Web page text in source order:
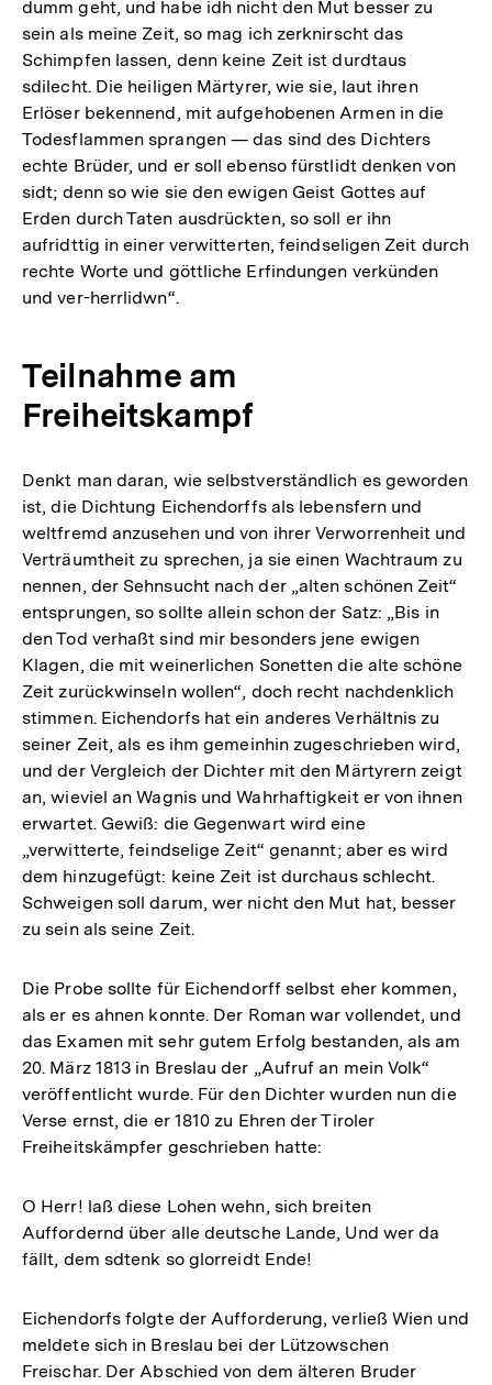
dumm geht, und habe idh nicht den Mut besser zu
sein als meine Zeit, so mag ich zerknirscht das
Schimpfen lassen, denn keine Zeit ist durdtaus
sdilecht. Die heiligen Märtyrer, wie sie, laut ihren
Erlöser bekennend, mit aufgehobenen Armen in die
Todesflammen sprangen — das sind des Dichters
echte Brüder, und er soll ebenso fürstlidt denken von
sidt; denn so wie sie den ewigen Geist Gottes auf
Erden durch Taten ausdrückten, so soll er ihn
aufridttig in einer verwitterten, feindseligen Zeit durch
rechte Worte und göttliche Erfindungen verkünden
und ver-herrlidwn“.
Teilnahme am
Freiheitskampf
Denkt man daran, wie selbstverständlich es geworden
ist, die Dichtung Eichendorffs als lebensfern und
weltfremd anzusehen und von ihrer Verworrenheit und
Verträumtheit zu sprechen, ja sie einen Wachtraum zu
nennen, der Sehnsucht nach der „alten schönen Zeit“
entsprungen, so sollte allein schon der Satz: „Bis in
den Tod verhaßt sind mir besonders jene ewigen
Klagen, die mit weinerlichen Sonetten die alte schöne
Zeit zurückwinseln wollen“, doch recht nachdenklich
stimmen. Eichendorfs hat ein anderes Verhältnis zu
seiner Zeit, als es ihm gemeinhin zugeschrieben wird,
und der Vergleich der Dichter mit den Märtyrern zeigt
an, wieviel an Wagnis und Wahrhaftigkeit er von ihnen
erwartet. Gewiß: die Gegenwart wird eine
„verwitterte, feindselige Zeit“ genannt; aber es wird
dem hinzugefügt: keine Zeit ist durchaus schlecht.
Schweigen soll darum, wer nicht den Mut hat, besser
zu sein als seine Zeit.
Die Probe sollte für Eichendorff selbst eher kommen,
als er es ahnen konnte. Der Roman war vollendet, und
das Examen mit sehr gutem Erfolg bestanden, als am
20. März 1813 in Breslau der „Aufruf an mein Volk“
veröffentlicht wurde. Für den Dichter wurden nun die
Verse ernst, die er 1810 zu Ehren der Tiroler
Freiheitskämpfer geschrieben hatte:
O Herr! laß diese Lohen wehn, sich breiten
Auffordernd über alle deutsche Lande, Und wer da
fällt, dem sdtenk so glorreidt Ende!
Eichendorfs folgte der Aufforderung, verließ Wien und
meldete sich in Breslau bei der Lützowschen
Freischar. Der Abschied von dem älteren Bruder